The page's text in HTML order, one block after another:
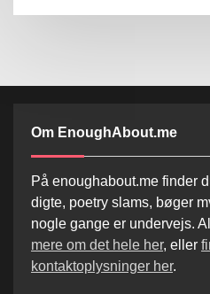
Om EnoughAbout.me
På enoughabout.me finder
digte, poetry slams, bøger
nogle gange er undervejs.
mere om det hele her, eller
kontaktoplysninger her.